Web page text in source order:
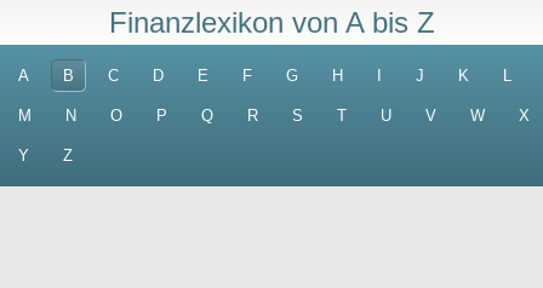
Finanzlexikon von A bis Z
A B C D E F G H J K L
M N O P Q R S T U V W X
Y Z